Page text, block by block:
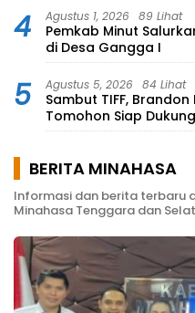
4 Agustus 1, 2026 89 Lihat
Pemkab Minut
di Desa Gangga I
5 Agustus 5, 2026 84 Lihat
Sambut TIFF,
Tomohon Siap
BERITA MINAHASA
Informasi dan berita terbaru
Minahasa Tenggara dan